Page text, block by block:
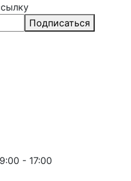
Подписаться
- 17:00